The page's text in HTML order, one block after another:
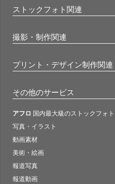
ストックフォト関連
撮影・制作関連
プリント・デザイン制作関連
その他のサービス
アフロ 国内最大級のストックフォト
写真・イラスト
動画素材
美術・絵画
報道写真
報道動画